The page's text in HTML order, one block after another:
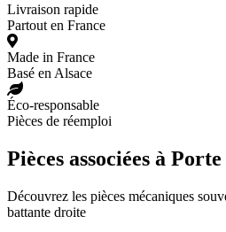
Livraison rapide
Partout en France
Made in France
Basé en Alsace
Éco-responsable
Pièces de réemploi
Pièces associées à
Découvrez les pièces mécaniques
battante droite